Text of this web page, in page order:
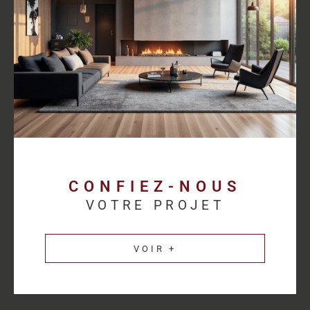
Découvrez lesannonces immobilières professionnelles au
Havreet bénéficiez d’un accompagnement sur mesure pour
concrétiser votre projet.
Une estimation
immobilière précise pour
parfaite connaissance du marché et des spécificités de chaque
secteur d’activité. HM Immo-Pro réalise des estimations fiables
CONFIEZ-NOUS
VOTRE PROJET
VOIR +